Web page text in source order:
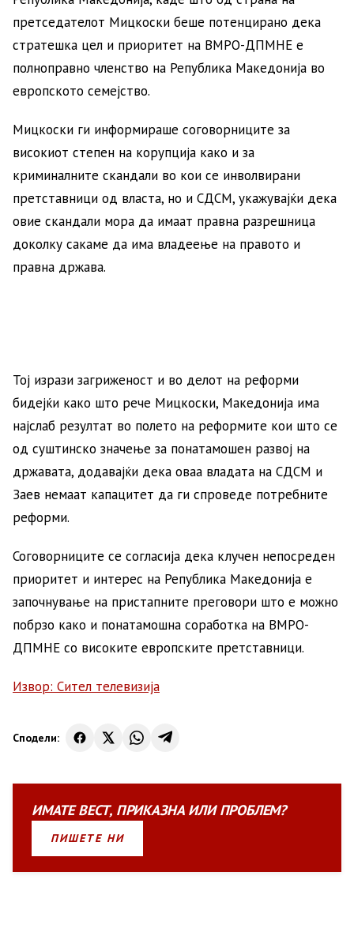
претседателот Мицкоски беше потенцирано дека
стратешка цел и приоритет на ВМРО-ДПМНЕ е
полноправно членство на Република Македонија во
европското семејство.
Мицкоски ги информираше соговорниците за
високиот степен на корупција како и за
криминалните скандали во кои се инволвирани
претставници од власта, но и СДСМ, укажувајќи дека
овие скандали мора да имаат правна разрешница
доколку сакаме да има владеење на правото и
правна држава.
Тој изрази загриженост и во делот на реформи
бидејќи како што рече Мицкоски, Македонија има
најслаб резултат во полето на реформите кои што се
од суштинско значење за понатамошен развој на
државата, додавајќи дека оваа владата на СДСМ и
Заев немаат капацитет да ги спроведе потребните
реформи.
Соговорниците се согласија дека клучен непосреден
приоритет и интерес на Република Македонија е
започнување на пристапните преговори што е можно
побрзо како и понатамошна соработка на ВМРО-
ДПМНЕ со високите европските претставници.
Извор: Сител телевизија
Сподели:
ИМАТЕВЕСТ, ПРИКАЗНАИЛИПРОБЛЕМ?
ПИШЕТЕ НИ